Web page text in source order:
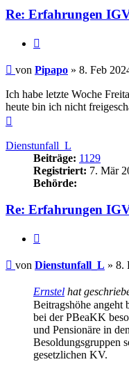
Re: Erfahrungen
Beitrag
von Pipapo » 8. Feb
Ich habe letzte Woche
heute bin ich nicht
Dienstunfall_L
Beiträge: 1129
Registriert: 7. Mär
Behörde:
Re: Erfahrungen
Beitrag
von Dienstunfall_L » 8.
Ernstel hat
Beitragshöhe angeht
bei der PBeaKK
und Pensionäre in
Besoldungsgruppen
gesetzlichen KV.